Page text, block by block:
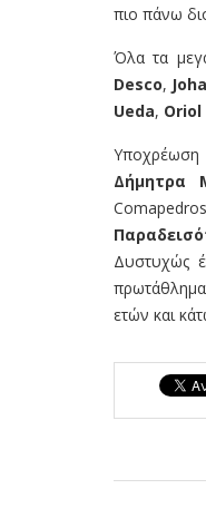
πιο πάνω
Όλα τα
Desco,
Ueda, Oriol
Υποχρέωση
Δήμητρα
Δυστυχώς
ετών και